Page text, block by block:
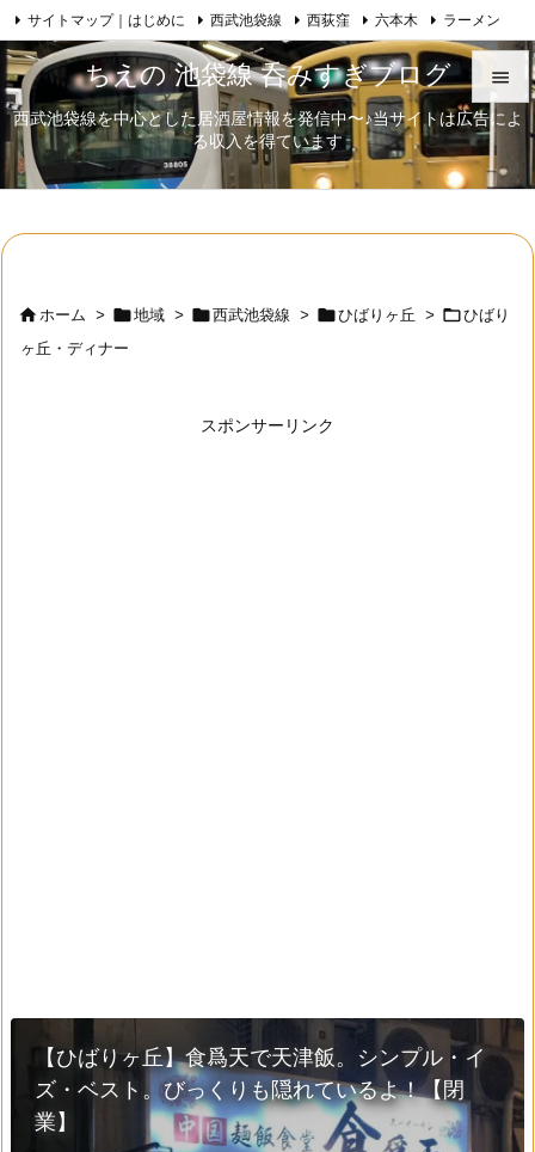
ちえの 池袋線 呑みすぎブログ
西武池袋線を中心とした居酒屋情報を発信中〜♪当サイトは広告によ
る収入を得ています


メニュ


サイトマップ｜はじめに 西武池袋線 西荻窪 六本木 ラーメン
日本酒 歌舞伎 自己紹介 RSS Feedly
ホーム > 地域 > 西武池袋線 > ひばりヶ丘 > ひばり
ヶ丘・ディナー
スポンサーリンク
【ひばりヶ丘】食爲天で天津飯。シンプル・イ
ズ・ベスト。びっくりも隠れているよ！【閉
業】